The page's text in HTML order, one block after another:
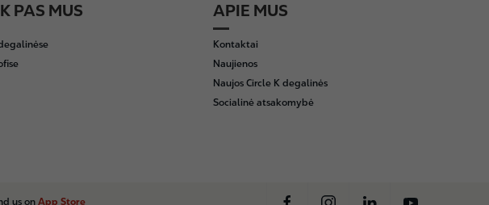
PAS MUS APIE MUS
Kontaktai
Naujienos
Naujos Circle K degalinės
Socialinė atsakomybė
us on App Store